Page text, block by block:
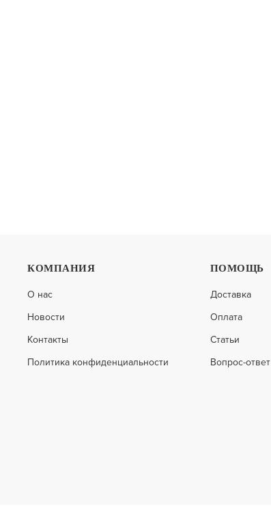
10 334
5 993 ПОДРОБНЕЕ
КОМПАНИЯ
О нас
Новости
Контакты
Политика конфиденциальности
ПОМОЩЬ
Доставка
Оплата
Статьи
Вопрос-ответ